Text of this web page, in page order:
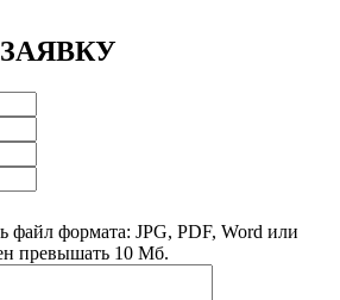
файл формата: JPG, PDF, Word или
превышать 10 Мб.